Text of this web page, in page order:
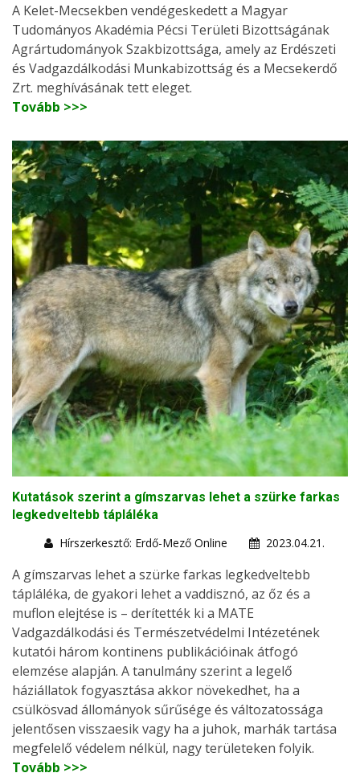
A Kelet-Mecsekben vendégeskedett a Magyar
Tudományos Akadémia Pécsi Területi Bizottságának
Agrártudományok Szakbizottsága, amely az Erdészeti
és Vadgazdálkodási Munkabizottság és a Mecsekerdő
Zrt. meghívásának tett eleget.
Tovább >>>
Kutatások szerint a gímszarvas lehet a szürke farkas
legkedveltebb tápláléka
Hírszerkesztő: Erdő-Mező Online
2023.04.21.
A gímszarvas lehet a szürke farkas legkedveltebb
tápláléka, de gyakori lehet a vaddisznó, az őz és a
muflon elejtése is – derítették ki a MATE
Vadgazdálkodási és Természetvédelmi Intézetének
kutatói három kontinens publikációinak átfogó
elemzése alapján. A tanulmány szerint a legelő
háziállatok fogyasztása akkor növekedhet, ha a
csülkösvad állományok sűrűsége és változatossága
jelentősen visszaesik vagy ha a juhok, marhák tartása
megfelelő védelem nélkül, nagy területeken folyik.
Tovább >>>